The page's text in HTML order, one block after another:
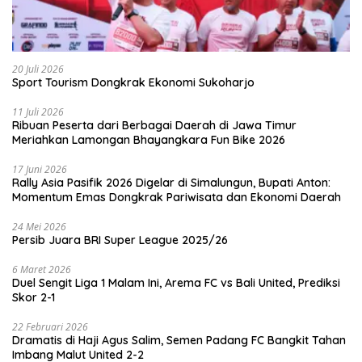
20 Juli 2026
Sport Tourism Dongkrak Ekonomi Sukoharjo
11 Juli 2026
Ribuan Peserta dari Berbagai Daerah di Jawa Timur
Meriahkan Lamongan Bhayangkara Fun Bike 2026
17 Juni 2026
Rally Asia Pasifik 2026 Digelar di Simalungun, Bupati Anton:
Momentum Emas Dongkrak Pariwisata dan Ekonomi Daerah
24 Mei 2026
Persib Juara BRI Super League 2025/26
6 Maret 2026
Duel Sengit Liga 1 Malam Ini, Arema FC vs Bali United, Prediksi
Skor 2-1
22 Februari 2026
Dramatis di Haji Agus Salim, Semen Padang FC Bangkit Tahan
Imbang Malut United 2-2